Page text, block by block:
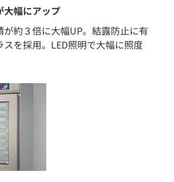
大幅にアップ
が約３倍に大幅UP。結露防止に有
を採用。LED照明で大幅に照度